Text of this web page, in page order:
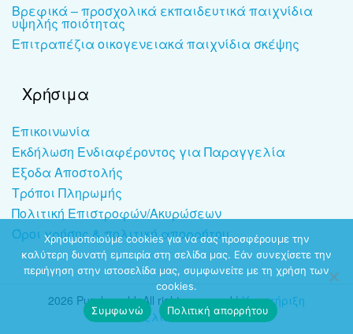
Βρεφικά – προσχολικά εκπαιδευτικά παιχνίδια
υψηλής ποιότητας
Επιτραπέζια οικογενειακά παιχνίδια σκέψης
Χρήσιμα
Επικοινωνία
Εκδήλωση Ενδιαφέροντος για Παραγγελία
Έξοδα Αποστολής
Τρόποι Πληρωμής
Πολιτική Επιστροφών/Ακυρώσεων
Όροι χρήσης & πολιτική απορρήτου
2026 Puzzleworld. All rights reserved |Υποστήριξη
ιστοσελίδων-dezitech.
Χρησιμοποιούμε cookies για να σας προσφέρουμε την
καλύτερη δυνατή εμπειρία στη σελίδα μας. Εάν συνεχίσετε την
περιήγηση στην ιστοσελίδα μας, συμφωνείτε με τη χρήση των
cookies.
Συμφωνώ
Πολιτική απορρήτου